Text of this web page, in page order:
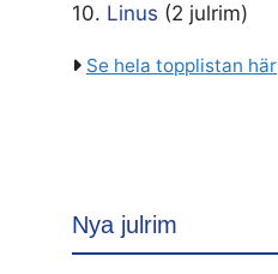
10. Linus (2 julrim)
Se hela topplistan här
Nya julrim